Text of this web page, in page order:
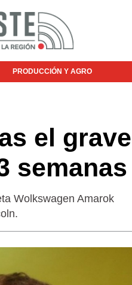
PRODUCCIÓN Y AGRO
el grave
semanas
Wolkswagen Amarok